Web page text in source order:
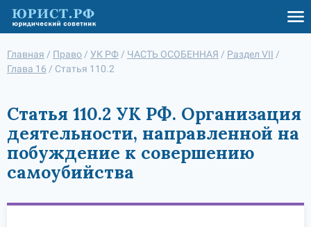
Главная / Право / УК РФ / ЧАСТЬ ОСОБЕННАЯ / Раздел VII /
Глава 16 / Статья 110.2
Статья 110.2 УК РФ. Организация
деятельности, направленной на
побуждение к совершению
самоубийства